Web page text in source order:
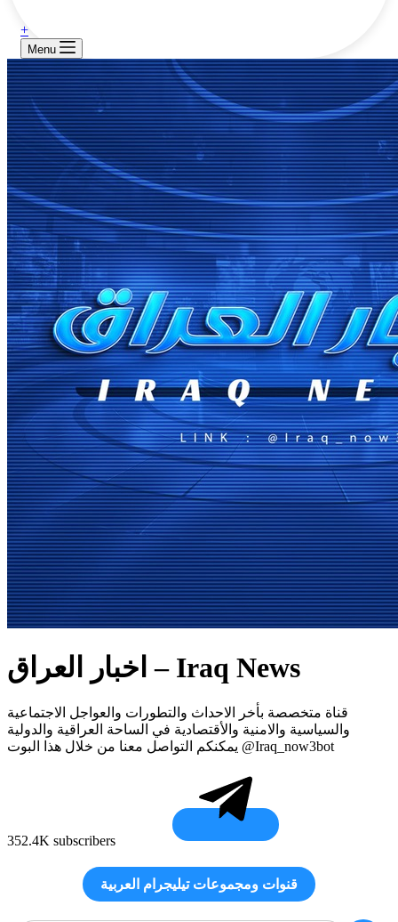
+
Menu
اخبار العراق – Iraq News
قناة متخصصة بأخر الاحداث والتطورات والعواجل الاجتماعية
والسياسية والامنية والأقتصادية في الساحة العراقية والدولية
يمكنكم التواصل معنا من خلال هذا البوت @Iraq_now3bot
352.4K subscribers
قنوات ومجموعات تيليجرام العربية